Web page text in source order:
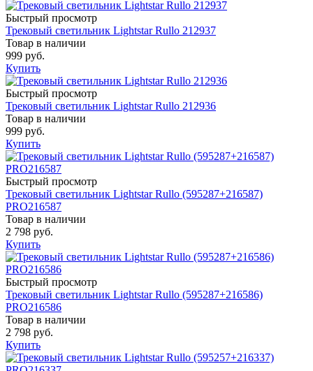
Быстрый просмотр
Трековый светильник Lightstar Rullo 212937
Товар в наличии
999 руб.
Купить
Быстрый просмотр
Трековый светильник Lightstar Rullo 212936
Товар в наличии
999 руб.
Купить
Быстрый просмотр
Трековый светильник Lightstar Rullo (595287+216587)
PRO216587
Товар в наличии
2 798 руб.
Купить
Быстрый просмотр
Трековый светильник Lightstar Rullo (595287+216586)
PRO216586
Товар в наличии
2 798 руб.
Купить